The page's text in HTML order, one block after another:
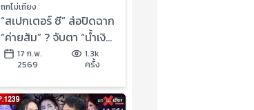
ถกไม่เถียง
“สเปกเตอร์ ซี” ส่อปิดฉาก
“ค่ายส้ม” ? จับตา “น้ำเงิน”
หักเหลี่ยม “ผู้กอง” !
17 ก.พ.
2569
1.3k
ครั้ง